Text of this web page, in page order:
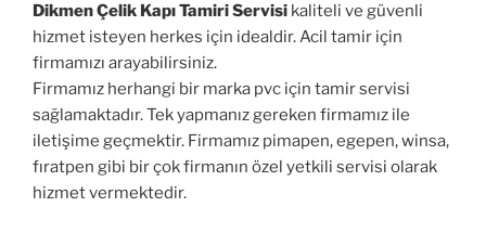
Dikmen Çelik Kapı Tamiri Servisi kaliteli ve güvenli
hizmet isteyen herkes için idealdir. Acil tamir için
firmamızı arayabilirsiniz.
Firmamız herhangi bir marka pvc için tamir servisi
sağlamaktadır. Tek yapmanız gereken firmamız ile
iletişime geçmektir. Firmamız pimapen, egepen, winsa,
fıratpen gibi bir çok firmanın özel yetkili servisi olarak
hizmet vermektedir.